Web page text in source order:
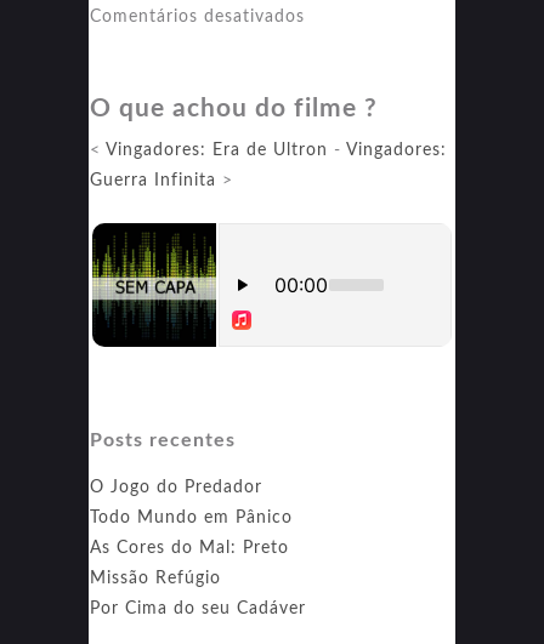
Comentários desativados
Cash:
O que achou do filme ?
< Vingadores: Era de Ultron - Vingadores:
Guerra Infinita >
Posts recentes
O Jogo do Predador
Todo Mundo em Pânico
As Cores do Mal: Preto
Missão Refúgio
Por Cima do seu Cadáver